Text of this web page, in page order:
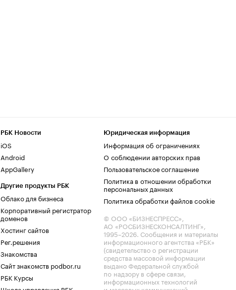
РБК Новости
iOS
Android
AppGallery
Другие продукты РБК
Облако для бизнеса
Корпоративный регистратор
доменов
Хостинг сайтов
Рег.решения
Знакомства
Сайт знакомств podbor.ru
РБК Курсы
Юридическая информация
Информация об ограничениях
О соблюдении авторских прав
Пользовательское соглашение
Политика в отношении обработки
персональных данных
Политика обработки файлов cookie
© ООО «БИЗНЕСПРЕСС»,
АО «РОСБИЗНЕСКОНСАЛТИНГ»,
1995–2026. Сообщения и материалы
информационного агентства «РБК»
(свидетельство о регистрации
средства массовой информации
выдано Федеральной службой
по надзору в сфере связи,
информационных технологий